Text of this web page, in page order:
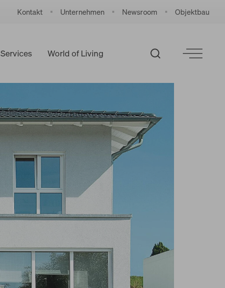
Kontakt Unternehmen Newsroom Objektbau
Services World of Living